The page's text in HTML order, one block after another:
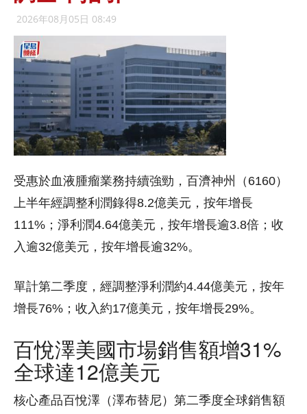
2026年08月05日 08:49
受惠於血液腫瘤業務持續強勁，百濟神州（6160）
上半年經調整利潤錄得8.2億美元，按年增長
111%；淨利潤4.64億美元，按年增長逾3.8倍；收
入逾32億美元，按年增長逾32%。
單計第二季度，經調整淨利潤約4.44億美元，按年
增長76%；收入約17億美元，按年增長29%。
百悅澤美國市場銷售額增31%
全球達12億美元
核心產品百悅澤（澤布替尼）第二季度全球銷售額